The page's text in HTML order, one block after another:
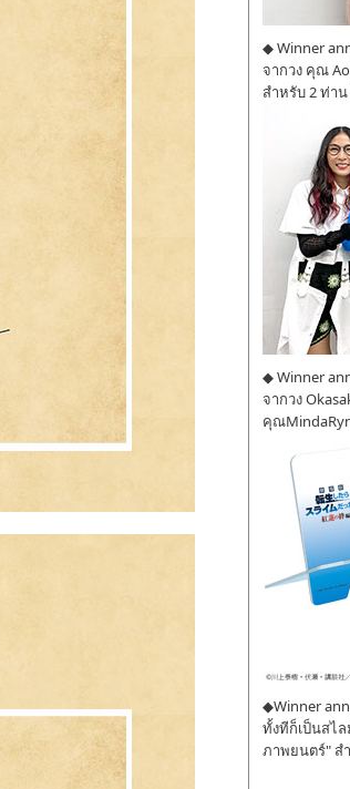
◆ Winner
จากวง คุณ
สำหรับ 2 ท่าน
◆ Winner
จากวง
คุณ
◆Winner
ทั้งทีก็เป็นสไ
ภาพยนตร์" ส